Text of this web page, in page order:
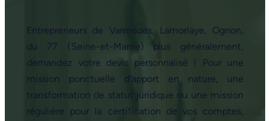
Entrepreneurs de Varreddes, Lamorlaye, Ognon,
du 77 (Seine-et-Marne) plus généralement,
demandez votre devis personnalisé ! Pour une
mission ponctuelle d'apport en nature, une
transformation de statut juridique ou une mission
régulière pour la certification de vos comptes,